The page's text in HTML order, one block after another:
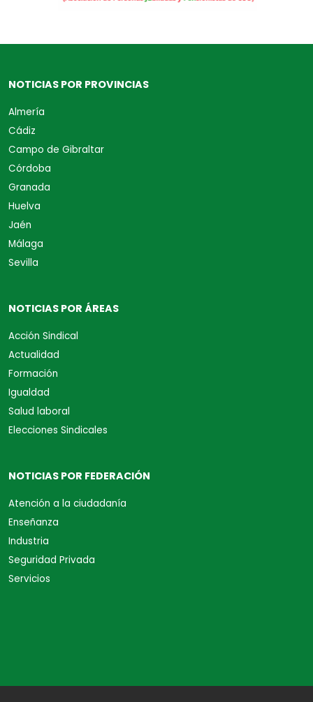
NOTICIAS POR PROVINCIAS
Almería
Cádiz
Campo de Gibraltar
Córdoba
Granada
Huelva
Jaén
Málaga
Sevilla
NOTICIAS POR ÁREAS
Acción Sindical
Actualidad
Formación
Igualdad
Salud laboral
Elecciones Sindicales
NOTICIAS POR FEDERACIÓN
Atención a la ciudadanía
Enseñanza
Industria
Seguridad Privada
Servicios